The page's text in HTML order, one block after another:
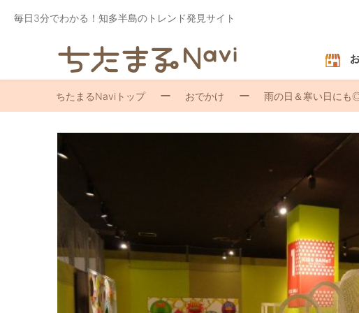
毎日3分でわかる！知多半島のトレンド発見サイト
ちたまるNaviトップ おでかけ 雨の日＆寒い日にも